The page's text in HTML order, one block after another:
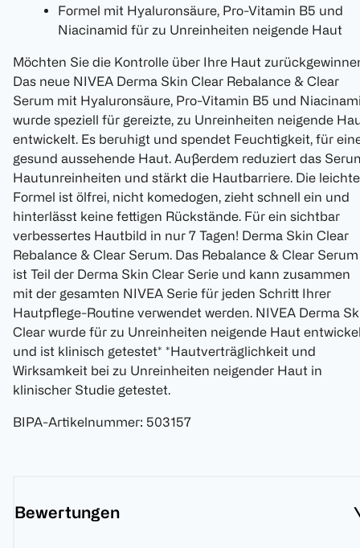
Formel mit Hyaluronsäure, Pro-Vitamin B5 und
Niacinamid für zu Unreinheiten neigende Haut
Möchten Sie die Kontrolle über Ihre Haut
Das neue NIVEA Derma Skin Clear Rebalance & Clear
Serum mit Hyaluronsäure, Pro-Vitamin B5 und
wurde speziell für gereizte, zu Unreinheiten neigende
entwickelt. Es beruhigt und spendet Feuchtigkeit, für
gesund aussehende Haut. Außerdem reduziert das
Hautunreinheiten und stärkt die Hautbarriere. Die leichte
Formel ist ölfrei, nicht komedogen, zieht schnell ein und
hinterlässt keine fettigen Rückstände. Für ein sichtbar
verbessertes Hautbild in nur 7 Tagen! Derma Skin Clear
Rebalance & Clear Serum. Das Rebalance & Clear Serum
ist Teil der Derma Skin Clear Serie und kann zusammen
mit der gesamten NIVEA Serie für jeden Schritt Ihrer
Hautpflege-Routine verwendet werden. NIVEA Derma
Clear wurde für zu Unreinheiten neigende Haut
und ist klinisch getestet* *Hautverträglichkeit und
Wirksamkeit bei zu Unreinheiten neigender Haut in
klinischer Studie getestet.
BIPA-Artikelnummer: 503157
Bewertungen